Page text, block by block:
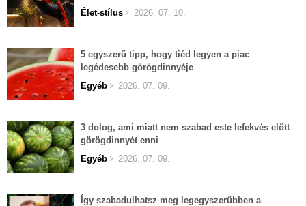
Élet-stílus
2026. 07. 10.
5 egyszerű tipp, hogy tiéd legyen a piac
legédesebb görögdinnyéje
Egyéb
2026. 07. 09.
3 dolog, ami miatt nem szabad este lefekvés előtt
görögdinnyét enni
Egyéb
2026. 07. 09.
Így szabadulhatsz meg legegyszerűbben a